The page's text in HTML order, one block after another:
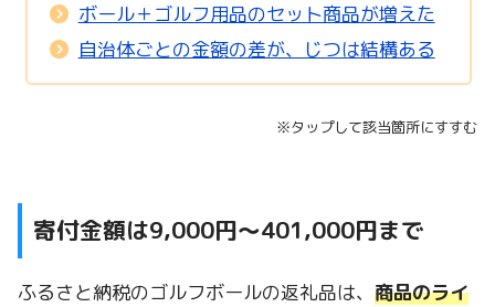
ボール＋ゴルフ用品のセット商品が増えた
自治体ごとの金額の差が、じつは結構ある
※タップして該当箇所にすすむ
寄付金額は9,000円～401,000円まで
ふるさと納税のゴルフボールの返礼品は、 商品のライ